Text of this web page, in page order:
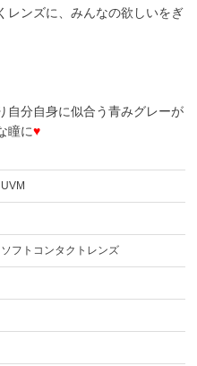
レンズに、みんなの欲しいをぎ
自分自身に似合う青みグレーが
瞳に♥
フトコンタクトレンズ